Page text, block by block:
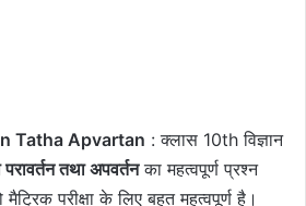
Tatha Apvartan : क्लास 10th विज्ञान
तथा अपवर्तनका महत्वपूर्ण प्रश्न
परीक्षा के लिए बहुत महत्वपूर्ण है।